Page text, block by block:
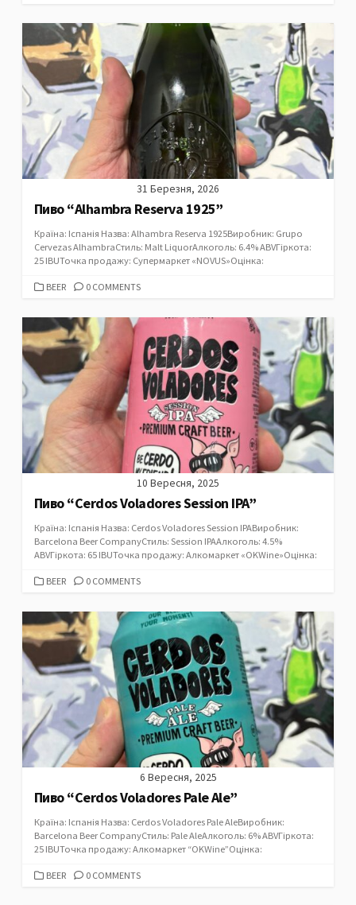
31 Березня, 2026
Пиво “Alhambra Reserva 1925”
Країна: Іспанія Назва: Alhambra Reserva 1925Виробник: Grupo
Cervezas AlhambraСтиль: Malt LiquorАлкоголь: 6.4% ABVГіркота:
25 IBUТочка продажу: Супермаркет «NOVUS»Оцінка:
CATEGORIES
BEER 0 COMMENTS
10 Вересня, 2025
Пиво “Cerdos Voladores Session IPA”
Країна: Іспанія Назва: Cerdos Voladores Session IPAВиробник:
Barcelona Beer CompanyСтиль: Session IPAАлкоголь: 4.5%
ABVГіркота: 65 IBUТочка продажу: Алкомаркет «OKWine»Оцінка:
CATEGORIES
BEER 0 COMMENTS
6 Вересня, 2025
Пиво “Cerdos Voladores Pale Ale”
Країна: Іспанія Назва: Cerdos Voladores Pale AleВиробник:
Barcelona Beer CompanyСтиль: Pale AleАлкоголь: 6% ABVГіркота:
25 IBUТочка продажу: Алкомаркет “OKWine”Оцінка:
CATEGORIES
BEER 0 COMMENTS